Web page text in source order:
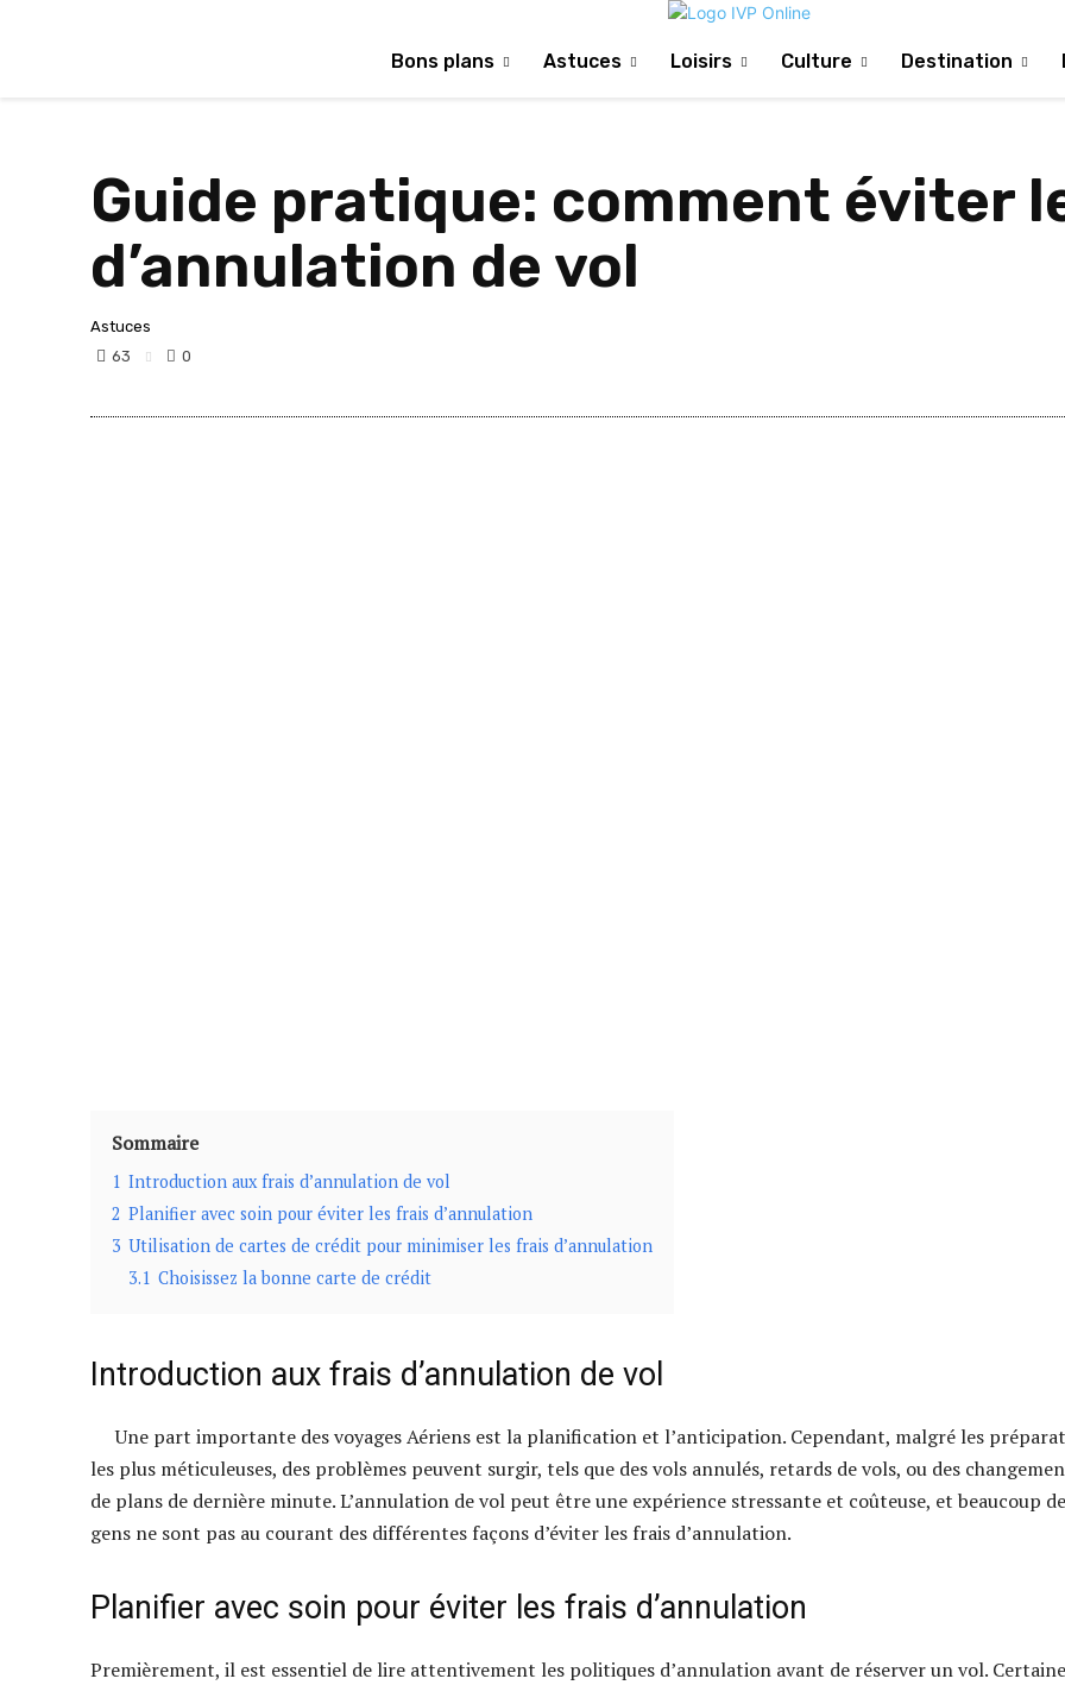
Bons plans Astuces Loisirs Culture Destination
Guide pratique: comment éviter
d’annulation de vol
Astuces
63
0
Sommaire
1 Introduction aux frais d’annulation de vol
2 Planifier avec soin pour éviter les frais d’annulation
3 Utilisation de cartes de crédit pour minimiser les frais d’annulation
3.1 Choisissez la bonne carte de crédit
Introduction aux frais d’annulation de vol
Une part importante des voyages Aériens est la planification et l’anticipation. Cependant, malgré les
les plus méticuleuses, des problèmes peuvent surgir, tels que des vols annulés, retards de vols, ou des
de plans de dernière minute. L’annulation de vol peut être une expérience stressante et coûteuse, et beaucoup de
gens ne sont pas au courant des différentes façons d’éviter les frais d’annulation.
Planifier avec soin pour éviter les frais d’annulation
Premièrement, il est essentiel de lire attentivement les politiques d’annulation avant de réserver un vol.